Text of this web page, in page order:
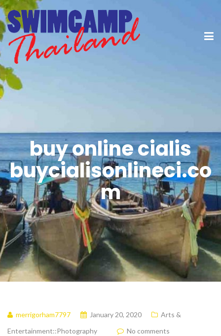
buy online cialis
buycialisonlineci.co
m
merrigorham7797 January 20, 2020
Arts &
Entertainment::Photography
No comments